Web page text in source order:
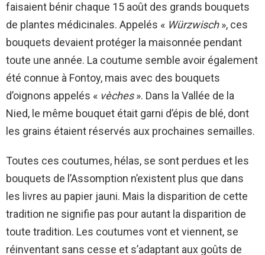
faisaient bénir chaque 15 août des grands bouquets
de plantes médicinales. Appelés « Würzwisch», ces
bouquets devaient protéger la maisonnée pendant
toute une année. La coutume semble avoir également
été connue à Fontoy, mais avec des bouquets
d’oignons appelés « vèches». Dans la Vallée de la
Nied, le même bouquet était garni d’épis de blé, dont
les grains étaient réservés aux prochaines semailles.
Toutes ces coutumes, hélas, se sont perdues et les
bouquets de l’Assomption n’existent plus que dans
les livres au papier jauni. Mais la disparition de cette
tradition ne signifie pas pour autant la disparition de
toute tradition. Les coutumes vont et viennent, se
réinventant sans cesse et s’adaptant aux goûts de